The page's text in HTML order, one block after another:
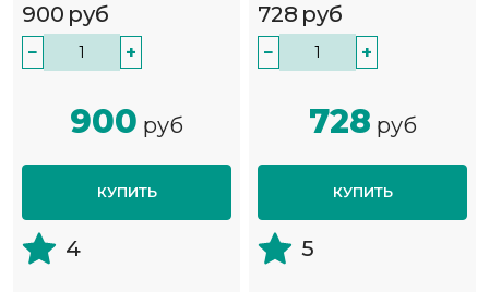
900 руб
− +
900 руб
КУПИТЬ
4
728 руб
− +
728 руб
КУПИТЬ
5